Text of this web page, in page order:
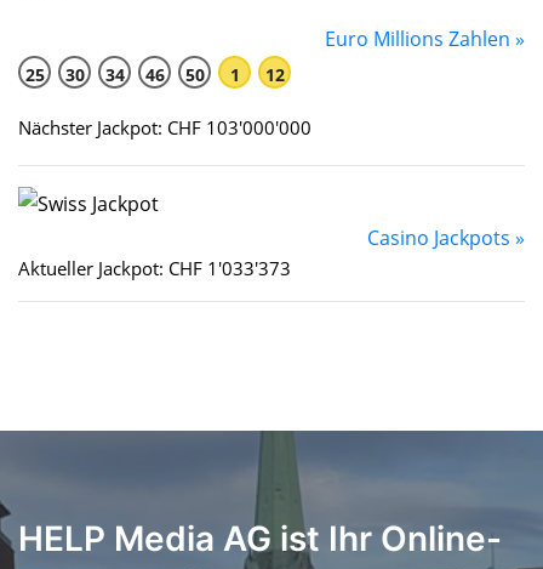
Euro Millions Zahlen »
25 30 34 46 50 1 12
Nächster Jackpot: CHF 103'000'000
Casino Jackpots »
Aktueller Jackpot: CHF 1'033'373
HELP Media AG ist Ihr Online-